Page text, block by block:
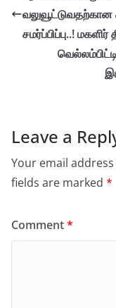
சமர்ப்பிப்பு..!
Leave a
Your email
fields are marked *
Comment*